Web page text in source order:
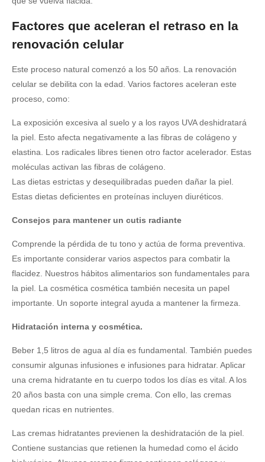
Factores que aceleran el retraso en la
renovación celular
Este proceso natural comenzó a los 50 años. La renovación
celular se debilita con la edad. Varios factores aceleran este
proceso, como:
La exposición excesiva al suelo y a los rayos UVA deshidratará
la piel. Esto afecta negativamente a las fibras de colágeno y
elastina. Los radicales libres tienen otro factor acelerador. Estas
moléculas activan las fibras de colágeno.
Las dietas estrictas y desequilibradas pueden dañar la piel.
Estas dietas deficientes en proteínas incluyen diuréticos.
Consejos para mantener un cutis radiante
Comprende la pérdida de tu tono y actúa de forma preventiva.
Es importante considerar varios aspectos para combatir la
flacidez. Nuestros hábitos alimentarios son fundamentales para
la piel. La cosmética cosmética también necesita un papel
importante. Un soporte integral ayuda a mantener la firmeza.
Hidratación interna y cosmética.
Beber 1,5 litros de agua al día es fundamental. También puedes
consumir algunas infusiones e infusiones para hidratar. Aplicar
una crema hidratante en tu cuerpo todos los días es vital. A los
20 años basta con una simple crema. Con ello, las cremas
quedan ricas en nutrientes.
Las cremas hidratantes previenen la deshidratación de la piel.
Contiene sustancias que retienen la humedad como el ácido